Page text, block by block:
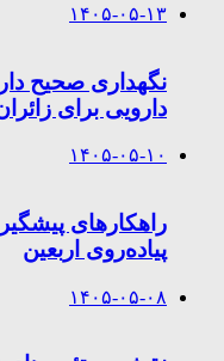
۱۴۰۵-۰۵-۱۳
نگهداری صحیح
دارویی برای
۱۴۰۵-۰۵-۱۰
راهکارهای
پیاده‌روی اربعین
۱۴۰۵-۰۵-۰۸